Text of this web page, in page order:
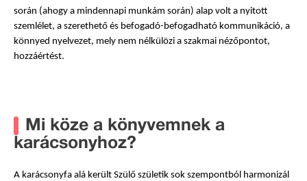
során (ahogy a mindennapi munkám során) alap volt a nyitott
szemlélet, a szerethető és befogadó-befogadható kommunikáció, a
könnyed nyelvezet, mely nem nélkülözi a szakmai nézőpontot,
hozzáértést.
Mi köze a könyvemnek a
karácsonyhoz?
A karácsonyfa alá került Szülő születik sok szempontból harmonizál